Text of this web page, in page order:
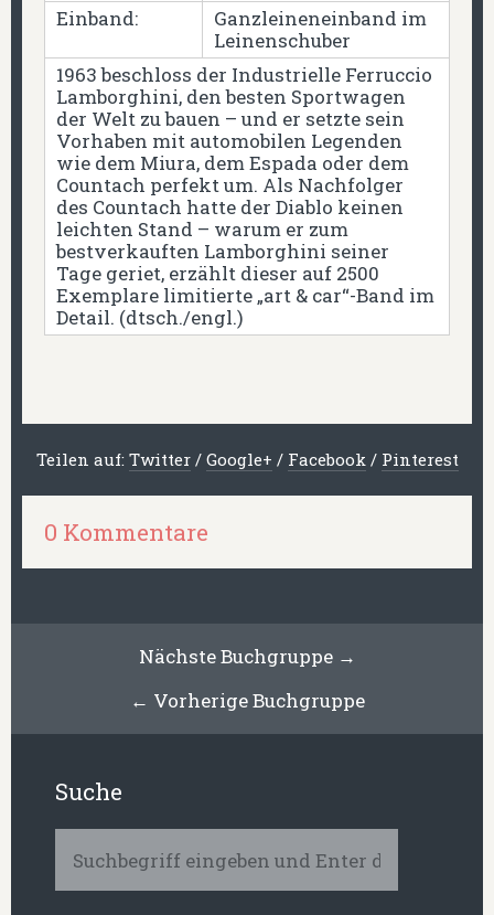
Einband:
Ganzleineneinband im
Leinenschuber
1963 beschloss der Industrielle Ferruccio
Lamborghini, den besten Sportwagen
der Welt zu bauen – und er setzte sein
Vorhaben mit automobilen Legenden
wie dem Miura, dem Espada oder dem
Countach perfekt um. Als Nachfolger
des Countach hatte der Diablo keinen
leichten Stand – warum er zum
bestverkauften Lamborghini seiner
Tage geriet, erzählt dieser auf 2500
Exemplare limitierte „art & car“-Band im
Detail. (dtsch./engl.)
Teilen auf: Twitter / Google+ / Facebook / Pinterest
0 Kommentare
Nächste Buchgruppe →
← Vorherige Buchgruppe
Suche